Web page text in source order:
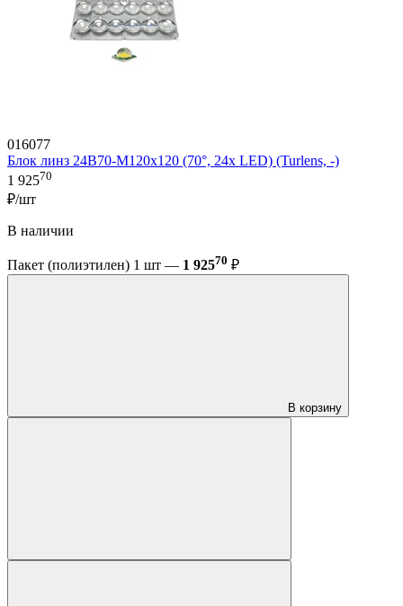
016077
Блок линз 24B70-M120х120 (70°, 24x LED) (Turlens, -)
1 92570
₽/шт
В наличии
Пакет (полиэтилен) 1 шт — 1 92570 ₽
В корзину